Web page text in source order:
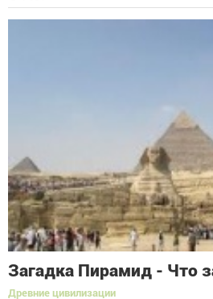
Загадка Пирамид - Что
Древние цивилизации